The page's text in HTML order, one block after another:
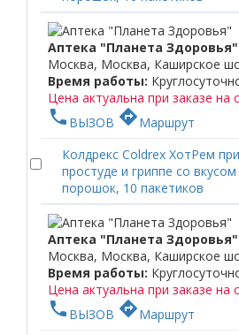
Аптека "Планета Здоровья"
Москва, Москва, Каширское
Время работы:
Цена актуальна при заказе на
phone ВЫЗОВ directionsМаршрут
Колдрекс Coldrex ХотРем при
простуде и гриппе со
порошок, 10 пакетиков
Аптека "Планета Здоровья"
Москва, Москва, Каширское
Время работы:
Цена актуальна при заказе на
phone ВЫЗОВ directionsМаршрут